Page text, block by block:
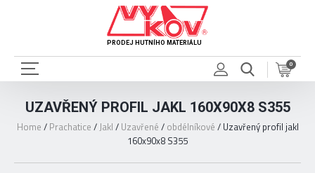
PRODEJ HUTNÍHO MATERIÁLU
0
UZAVŘENÝ PROFIL JAKL 160X90X8 S355
Home / Prachatice /Jakl / Uzavřené / obdélníkové / Uzavřený profil jakl
160x90x8 S355